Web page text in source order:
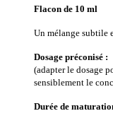
Flacon de 10 ml
Un mélange subtile
Dosage préconisé :
(adapter le dosage
sensiblement le
Durée de